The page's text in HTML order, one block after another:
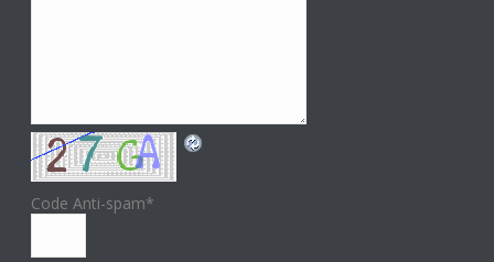
Code Anti-spam*